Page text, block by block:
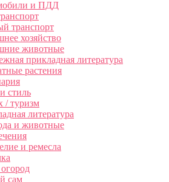
и ПДД
транспорт
хозяйство
животные
прикладная литература
растения
стиль
/ туризм
литература
и животные
и ремесла
сам